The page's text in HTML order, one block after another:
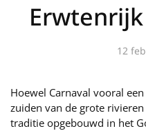
12
Hoewel Carnaval vooral
zuiden van de grote
traditie opgebouwd in het